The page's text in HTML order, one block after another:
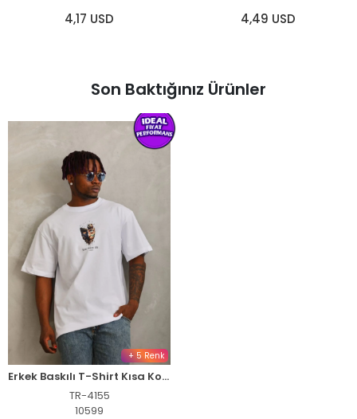
4,17 USD 4,49 USD
Son Baktığınız Ürünler
+ 5 Renk
Erkek Baskılı T-Shirt Kısa Kol Bisiklet Yaka Regular Fit Rahat Kalıp Günlük Tişört - Beyaz
TR-4155
10599